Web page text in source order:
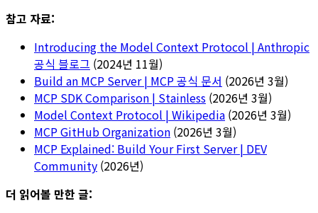
참고 자료:
Introducing the Model Context Protocol | Anthropic
공식 블로그 (2024년 11월)
Build an MCP Server | MCP 공식 문서 (2026년 3월)
MCP SDK Comparison | Stainless (2026년 3월)
Model Context Protocol | Wikipedia (2026년 3월)
MCP GitHub Organization (2026년 3월)
MCP Explained: Build Your First Server | DEV
Community (2026년)
더 읽어볼 만한 글: